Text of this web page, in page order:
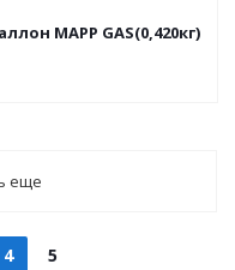
МАРР GAS(0,420кг)
еще
4 5